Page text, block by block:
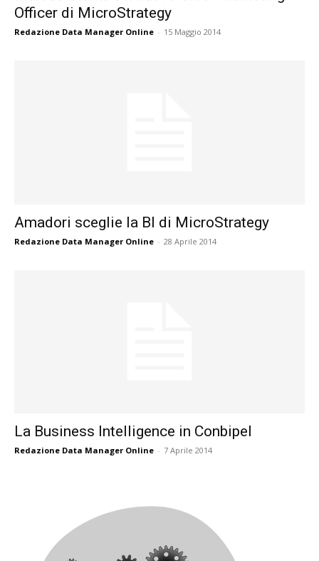
Officer di MicroStrategy
Redazione Data Manager Online - 15 Maggio 2014
Amadori sceglie la BI di MicroStrategy
Redazione Data Manager Online - 28 Aprile 2014
La Business Intelligence in Conbipel
Redazione Data Manager Online - 7 Aprile 2014